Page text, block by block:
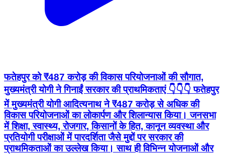
फतेहपुर को ₹487 करोड़ की विकास परियोजनाओं की सौगात,
मुख्यमंत्री योगी ने गिनाईं सरकार की प्राथमिकताएं 👇👇👇 फतेहपुर
में मुख्यमंत्री योगी आदित्यनाथ ने ₹487 करोड़ से अधिक की
विकास परियोजनाओं का लोकार्पण और शिलान्यास किया। जनसभा
में शिक्षा, स्वास्थ्य, रोजगार, किसानों के हित, कानून व्यवस्था और
प्रतियोगी परीक्षाओं में पारदर्शिता जैसे मुद्दों पर सरकार की
प्राथमिकताओं का उल्लेख किया। साथ ही विभिन्न योजनाओं और